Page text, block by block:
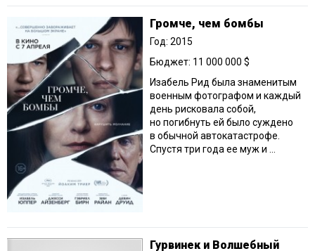
Громче, чем бомбы
Год: 2015
Бюджет: 11 000 000 $
Изабель Рид была знаменитым
военным фотографом и каждый
день рисковала собой,
но погибнуть ей было суждено
в обычной автокатастрофе.
Спустя три года ее муж и ...
Гурвинек и Волшебный